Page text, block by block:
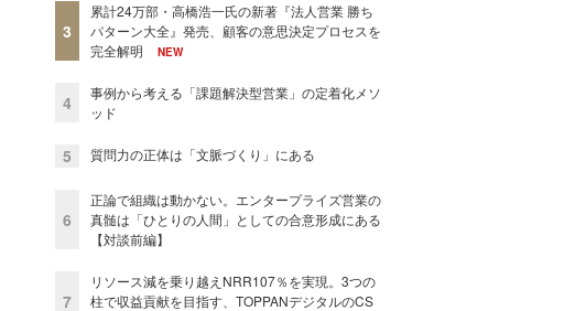
3
累計24万部・高橋浩一氏の新著『法人営業 勝ち
パターン大全』発売、顧客の意思決定プロセスを
完全解明
NEW
4
事例から考える「課題解決型営業」の定着化メソ
ッド
5 質問力の正体は「文脈づくり」にある
6
正論で組織は動かない。エンタープライズ営業の
真髄は「ひとりの人間」としての合意形成にある
【対談前編】
7
リソース減を乗り越えNRR107％を実現。3つの
柱で収益貢献を目指す、TOPPANデジタルのCS